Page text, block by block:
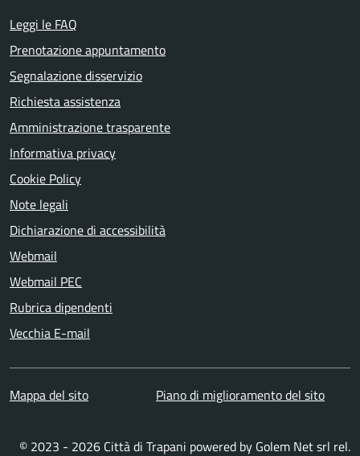
Leggi le FAQ
Prenotazione appuntamento
Segnalazione disservizio
Richiesta assistenza
Amministrazione trasparente
Informativa privacy
Cookie Policy
Note legali
Dichiarazione di accessibilità
Webmail
Webmail PEC
Rubrica dipendenti
Vecchia E-mail
Mappa del sito Piano di miglioramento del sito
© 2023 - 2026 Città di Trapani powered by Golem Net srl rel.